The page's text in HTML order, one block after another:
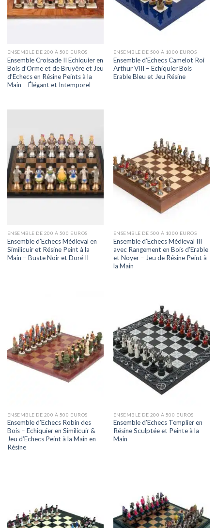
ENSEMBLE DE 200 À 500 EUROS
Ensemble Croisade II Echiquier en
Bois d’Orme et de Bruyère et Jeu
d’Echecs en Résine Peints à la
Main – Élégant et Intemporel
ENSEMBLE DE 500 À 1000 EUROS
Ensemble d’Echecs Camelot Roi
Arthur VIII – Echiquier Bois
Erable Bleu et Jeu Résine
ENSEMBLE DE 200 À 500 EUROS
Ensemble d’Echecs Médieval en
Similicuir et Résine Peint à la
Main – Buste Noir et Doré II
ENSEMBLE DE 500 À 1000 EUROS
Ensemble d’Echecs Médieval III
avec Rangement en Bois d’Erable
et Noyer – Jeu de Résine Peint à
la Main
ENSEMBLE DE 200 À 500 EUROS
Ensemble d’Echecs Robin des
Bois – Echiquier en Similicuir &
Jeu d’Echecs Peint à la Main en
Résine
ENSEMBLE DE 200 À 500 EUROS
Ensemble d’Echecs Templier en
Résine Sculptée et Peinte à la
Main